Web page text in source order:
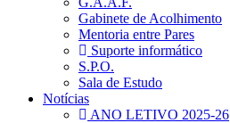
Gabinete de Acolhimento
Mentoria entre Pares
Suporte informático
S.P.O.
Sala de Estudo
Notícias
ANO LETIVO 2025-26